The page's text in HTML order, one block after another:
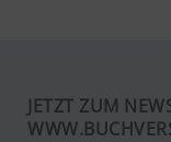
JETZT ZUM